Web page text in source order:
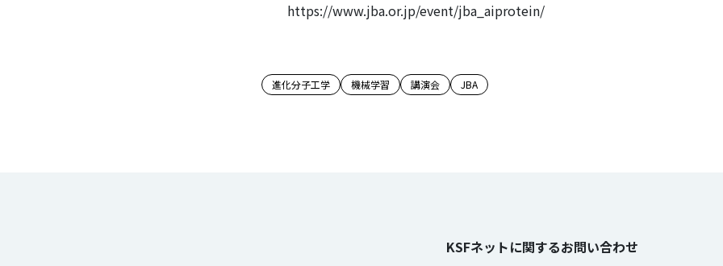
https://www.jba.or.jp/event/jba_aiprotein/
この記事のタグ
進化分子工学 機械学習 講演会 JBA
KSFネットに関するお問い合わせ